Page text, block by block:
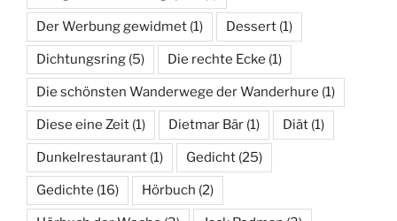
Der Werbung gewidmet (1) Dessert (1)
Dichtungsring (5) Die rechte Ecke (1)
Die schönsten Wanderwege der Wanderhure (1)
Diese eine Zeit (1) Dietmar Bär (1) Diät (1)
Dunkelrestaurant (1) Gedicht (25)
Gedichte (16) Hörbuch (2)